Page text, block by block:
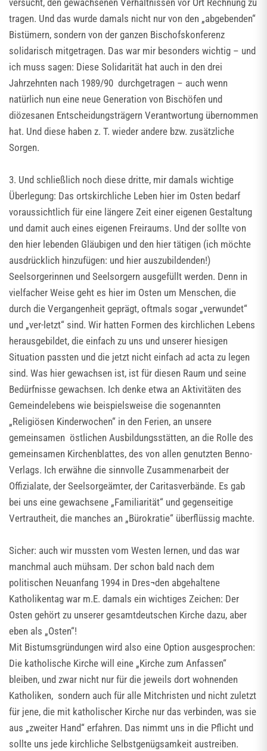
versucht, den gewachsenen Verhältnissen vor Ort Rechnung zu
tragen. Und das wurde damals nicht nur von den „abgebenden“
Bistümern, sondern von der ganzen Bischofskonferenz
solidarisch mitgetragen. Das war mir besonders wichtig – und
ich muss sagen: Diese Solidarität hat auch in den drei
Jahrzehnten nach 1989/90 durchgetragen – auch wenn
natürlich nun eine neue Generation von Bischöfen und
diözesanen Entscheidungsträgern Verantwortung übernommen
hat. Und diese haben z. T. wieder andere bzw. zusätzliche
Sorgen.
3. Und schließlich noch diese dritte, mir damals wichtige
Überlegung: Das ortskirchliche Leben hier im Osten bedarf
voraussichtlich für eine längere Zeit einer eigenen Gestaltung
und damit auch eines eigenen Freiraums. Und der sollte von
den hier lebenden Gläubigen und den hier tätigen (ich möchte
ausdrücklich hinzufügen: und hier auszubildenden!)
Seelsorgerinnen und Seelsorgern ausgefüllt werden. Denn in
vielfacher Weise geht es hier im Osten um Menschen, die
durch die Vergangenheit geprägt, oftmals sogar „verwundet“
und „ver-letzt“ sind. Wir hatten Formen des kirchlichen Lebens
herausgebildet, die einfach zu uns und unserer hiesigen
Situation passten und die jetzt nicht einfach ad acta zu legen
sind. Was hier gewachsen ist, ist für diesen Raum und seine
Bedürfnisse gewachsen. Ich denke etwa an Aktivitäten des
Gemeindelebens wie beispielsweise die sogenannten
„Religiösen Kinderwochen“ in den Ferien, an unsere
gemeinsamen östlichen Ausbildungsstätten, an die Rolle des
gemeinsamen Kirchenblattes, des von allen genutzten Benno-
Verlags. Ich erwähne die sinnvolle Zusammenarbeit der
Offizialate, der Seelsorgeämter, der Caritasverbände. Es gab
bei uns eine gewachsene „Familiarität“ und gegenseitige
Vertrautheit, die manches an „Bürokratie“ überflüssig machte.
Sicher: auch wir mussten vom Westen lernen, und das war
manchmal auch mühsam. Der schon bald nach dem
politischen Neuanfang 1994 in Dres¬den abgehaltene
Katholikentag war m.E. damals ein wichtiges Zeichen: Der
Osten gehört zu unserer gesamtdeutschen Kirche dazu, aber
eben als „Osten“!
Mit Bistumsgründungen wird also eine Option ausgesprochen:
Die katholische Kirche will eine „Kirche zum Anfassen“
bleiben, und zwar nicht nur für die jeweils dort wohnenden
Katholiken, sondern auch für alle Mitchristen und nicht zuletzt
für jene, die mit katholischer Kirche nur das verbinden, was sie
aus „zweiter Hand“ erfahren. Das nimmt uns in die Pflicht und
sollte uns jede kirchliche Selbstgenügsamkeit austreiben.